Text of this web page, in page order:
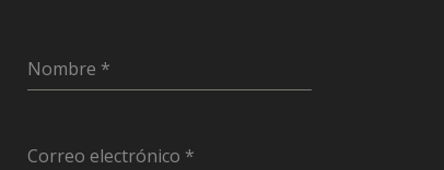
Nombre *
Correo electrónico *